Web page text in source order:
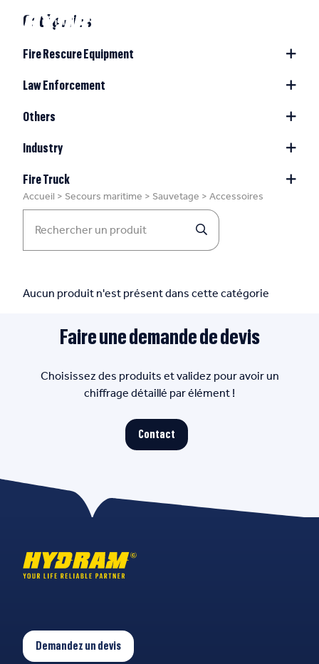
Catégories
Fire Rescure Equipment
Law Enforcement
Others
Industry
Fire Truck
Accueil > Secours maritime > Sauvetage > Accessoires
Aucun produit n'est présent dans cette catégorie
Faire une demande de devis
Choisissez des produits et validez pour avoir un
chiffrage détaillé par élément !
Contact
Demandez un devis